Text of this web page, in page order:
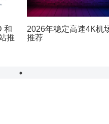
和
推
2026年稳定高速4K机
推荐